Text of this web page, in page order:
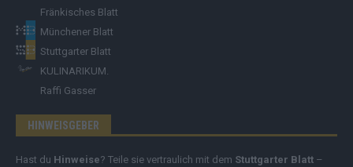
Fränkisches Blatt
Münchener Blatt
Stuttgarter Blatt
KULINARIKUM.
Raffi Gasser
HINWEISGEBER
Hast du Hinweise? Teile sie vertraulich mit dem Stuttgarter Blatt –